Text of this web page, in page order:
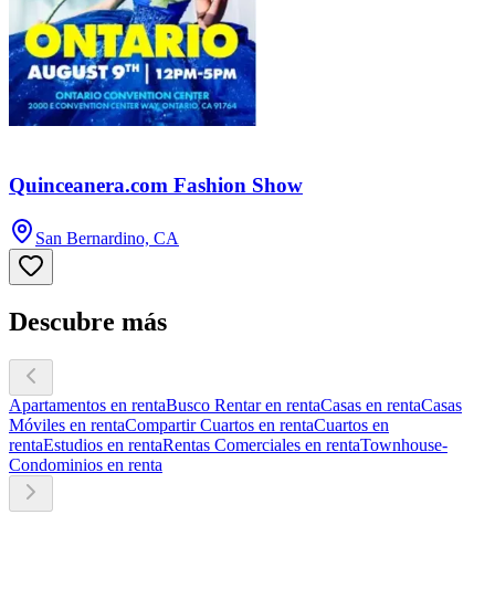
Quinceanera.com Fashion Show
San Bernardino, CA
Descubre más
Apartamentos en rentaBusco Rentar en rentaCasas en rentaCasas
Móviles en rentaCompartir Cuartos en rentaCuartos en
rentaEstudios en rentaRentas Comerciales en rentaTownhouse-
Condominios en renta